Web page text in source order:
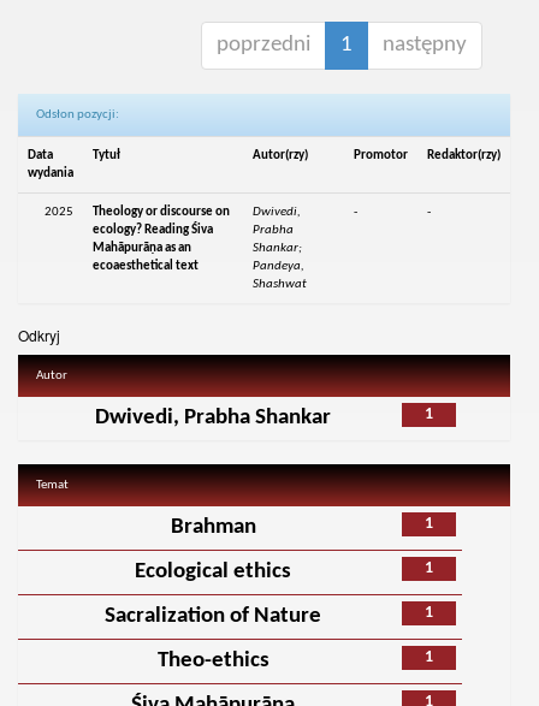
poprzedni 1 następny
Odsłon pozycji:
Data
wydania
Tytuł Autor(rzy) Promotor Redaktor(rzy)
2025
Theology or discourse on
ecology? Reading Śiva
Mahāpurāṇa as an
ecoaesthetical text
Dwivedi,
Prabha
Shankar;
Pandeya,
Shashwat
- -
Odkryj
Autor
1
Dwivedi, Prabha Shankar
Temat
1
Brahman
1
Ecological ethics
1
Sacralization of Nature
1
Theo-ethics
1